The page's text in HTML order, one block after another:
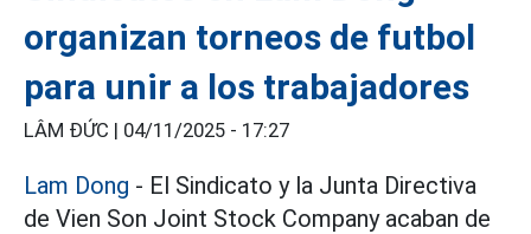
organizan torneos de futbol
para unir a los trabajadores
LÂM ĐỨC | 04/11/2025 - 17:27
Lam Dong - El Sindicato y la Junta Directiva
de Vien Son Joint Stock Company acaban de